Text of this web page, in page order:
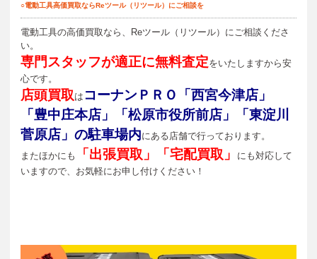
○電動工具高価買取ならReツール（リツール）にご相談を
電動工具の高価買取なら、Reツール（リツール）にご相談くださ
い。
専門スタッフが適正に無料査定をいたしますから安
心です。
店頭買取 は コーナンＰＲＯ「西宮今津店」
「豊中庄本店」「松原市役所前店」「東淀川
菅原店」の駐車場内にある店舗で行っております。
またほかにも
「出張買取」「宅配買取」
にも対応して
いますので、お気軽にお申し付けください！